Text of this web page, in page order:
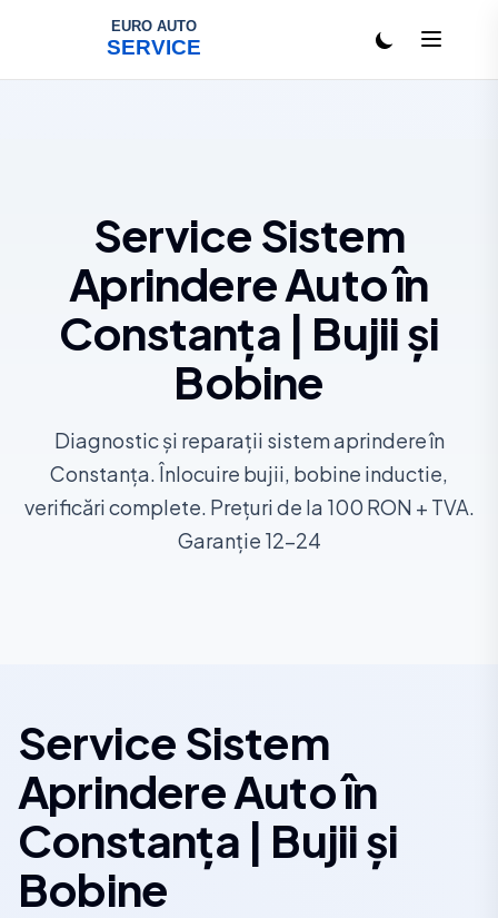
Service Sistem
Aprindere Auto în
Constanța | Bujii și
Bobine
Diagnostic și reparații sistem aprindere în
Constanța. Înlocuire bujii, bobine inductie,
verificări complete. Prețuri de la 100 RON + TVA.
Garanție 12-24
Service Sistem
Aprindere Auto în
Constanța | Bujii și
Bobine